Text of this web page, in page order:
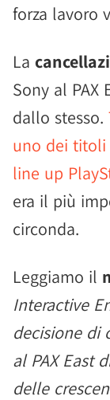
forza lavoro
La
Sony al PAX
dallo stesso.
uno dei titoli
line up
era il più
circonda.
Leggiamo il
Interactive
decisione di
al PAX East
delle